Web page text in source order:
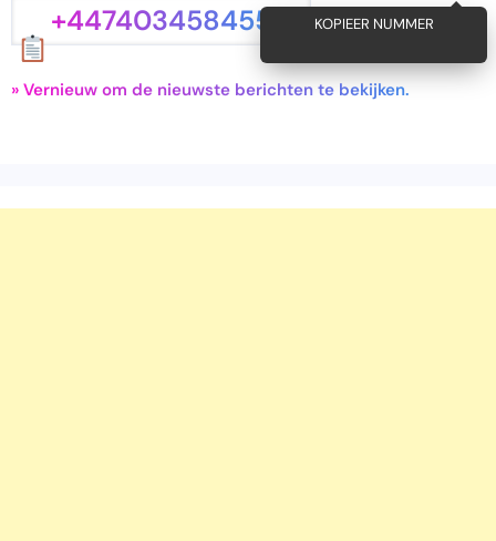
+447403458455 KOPIEER NUMMER
» Vernieuw om de nieuwste berichten te bekijken.